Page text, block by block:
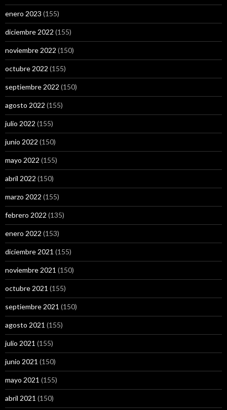
enero 2023 (155)
diciembre 2022 (155)
noviembre 2022 (150)
octubre 2022 (155)
septiembre 2022 (150)
agosto 2022 (155)
julio 2022 (155)
junio 2022 (150)
mayo 2022 (155)
abril 2022 (150)
marzo 2022 (155)
febrero 2022 (135)
enero 2022 (153)
diciembre 2021 (155)
noviembre 2021 (150)
octubre 2021 (155)
septiembre 2021 (150)
agosto 2021 (155)
julio 2021 (155)
junio 2021 (150)
mayo 2021 (155)
abril 2021 (150)